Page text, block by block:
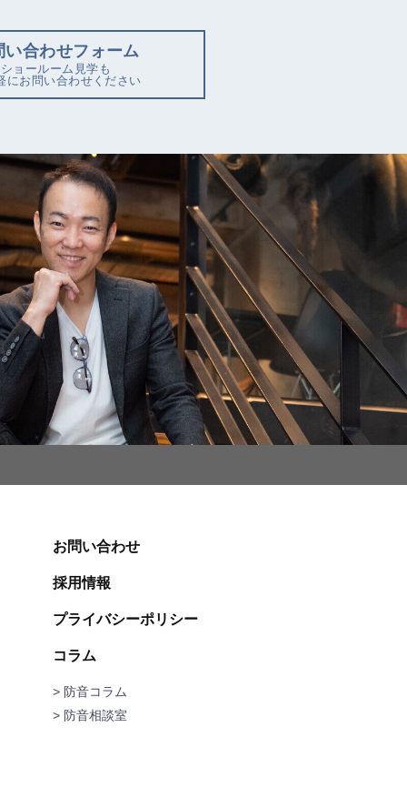
い合わせフォーム
ショールーム見学も
にお問い合わせください
お問い合わせ
採用情報
プライバシーポリシー
コラム
> 防音コラム
> 防音相談室